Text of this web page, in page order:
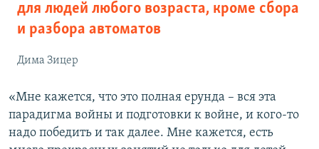
для людей любого возраста, кроме сбора
и разбора автоматов
Дима Зицер
«Мне кажется, что это полная ерунда – вся эта
парадигма войны и подготовки к войне, и кого-то
надо победить и так далее. Мне кажется, есть